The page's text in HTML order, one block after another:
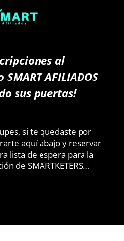
al
AFILIADOS
sus puertas!
si te quedaste por
aquí abajo y reservar
lista de espera para la
de SMARTKETERS…